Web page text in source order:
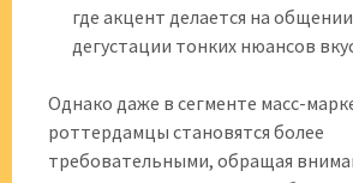
где акцент делается на
дегустации тонких нюансов
Однако даже в сегменте масс-
роттердамцы становятся более
требовательными, обращая